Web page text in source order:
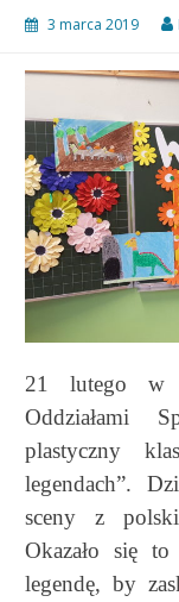
3 marca 2019
21 lutego w
Oddziałami
plastyczny
legendach”.
sceny z
Okazało się
legendę, by